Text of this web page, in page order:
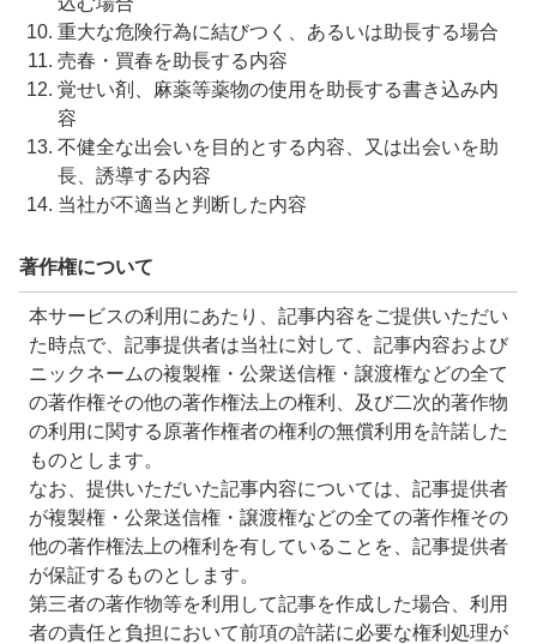
重大な危険行為に結びつく、あるいは助長する場合
売春・買春を助長する内容
覚せい剤、麻薬等薬物の使用を助長する書き込み内
容
不健全な出会いを目的とする内容、又は出会いを助
長、誘導する内容
当社が不適当と判断した内容
著作権について
本サービスの利用にあたり、記事内容をご提供いただい
た時点で、記事提供者は当社に対して、記事内容および
ニックネームの複製権・公衆送信権・譲渡権などの全て
の著作権その他の著作権法上の権利、及び二次的著作物
の利用に関する原著作権者の権利の無償利用を許諾した
ものとします。
なお、提供いただいた記事内容については、記事提供者
が複製権・公衆送信権・譲渡権などの全ての著作権その
他の著作権法上の権利を有していることを、記事提供者
が保証するものとします。
第三者の著作物等を利用して記事を作成した場合、利用
者の責任と負担において前項の許諾に必要な権利処理が